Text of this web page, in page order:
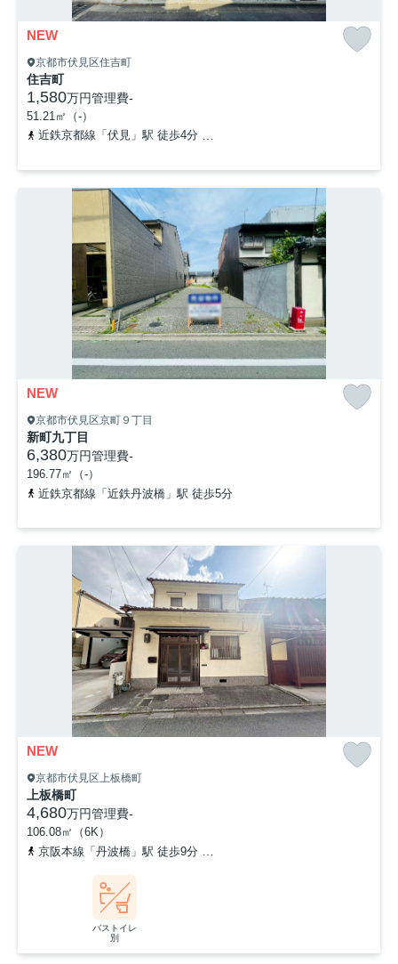
NEW
京都市伏見区住吉町
住吉町
1,580万円管理費-
51.21㎡（-）
近鉄京都線「伏見」駅 徒歩4分
NEW
京都市伏見区京町９丁目
新町九丁目
6,380万円管理費-
196.77㎡（-）
近鉄京都線「近鉄丹波橋」駅 徒歩5分
NEW
京都市伏見区上板橋町
上板橋町
4,680万円管理費-
106.08㎡（6K）
京阪本線「丹波橋」駅 徒歩9分
バストイレ
別